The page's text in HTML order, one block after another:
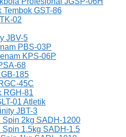
GST-86
02
JBV-5
PBS-03P
KPS-06P
68
185
45C
RGH-81
01 Atletik
JBT-3
Spin 2kg SADH-1200
Spin 1.5kg SADH-1.5